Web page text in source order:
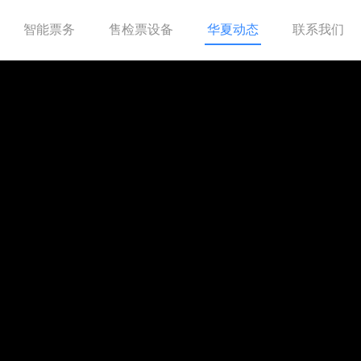
智能票务 售检票设备 华夏动态 联系我们